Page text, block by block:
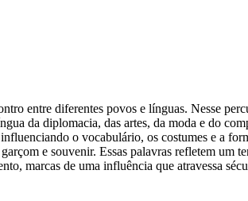
entre diferentes povos e línguas. Nesse
da diplomacia, das artes, da moda e do
o vocabulário, os costumes e a
e souvenir. Essas palavras refletem um
marcas de uma influência que atravessa